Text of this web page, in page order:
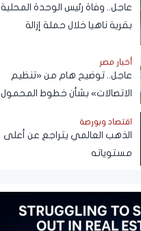
عاجل.. وفاة رئيس الوحدة المحلية
بقرية ناهيا خلال حملة إزالة
أخبار مصر
عاجل.. توضيح هام من «تنظيم
الاتصالات» بشأن خطوط المحمول
اقتصاد وبورصة
الذهب العالمي يتراجع عن أعلى
مستوياته